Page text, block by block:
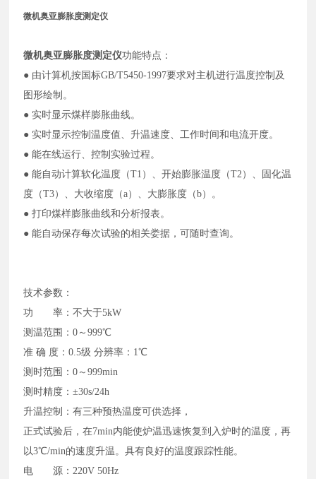
微机奥亚膨胀度测定仪
微机奥亚膨胀度测定仪功能特点：
● 由计算机按国标GB/T5450-1997要求对主机进行温度控制及
图形绘制。
● 实时显示煤样膨胀曲线。
● 实时显示控制温度值、升温速度、工作时间和电流开度。
● 能在线运行、控制实验过程。
● 能自动计算软化温度（T1）、开始膨胀温度（T2）、固化温
度（T3）、大收缩度（a）、大膨胀度（b）。
● 打印煤样膨胀曲线和分析报表。
● 能自动保存每次试验的相关娄据，可随时查询。
技术参数：
功 率：不大于5kW
测温范围：0～999℃
准 确 度：0.5级 分辨率：1℃
测时范围：0～999min
测时精度：±30s/24h
升温控制：有三种预热温度可供选择，
正式试验后，在7min内能使炉温迅速恢复到入炉时的温度，再
以3℃/min的速度升温。具有良好的温度跟踪性能。
电 源：220V 50Hz